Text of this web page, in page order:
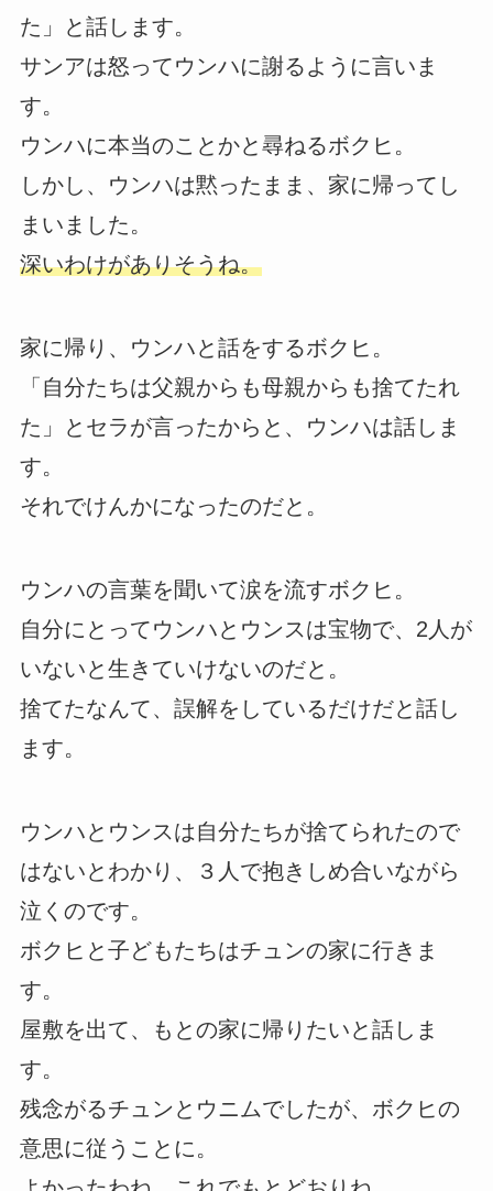
た」と話します。
サンアは怒ってウンハに謝るように言いま
す。
ウンハに本当のことかと尋ねるボクヒ。
しかし、ウンハは黙ったまま、家に帰ってし
まいました。
深いわけがありそうね。
家に帰り、ウンハと話をするボクヒ。
「自分たちは父親からも母親からも捨てたれ
た」とセラが言ったからと、ウンハは話しま
す。
それでけんかになったのだと。
ウンハの言葉を聞いて涙を流すボクヒ。
自分にとってウンハとウンスは宝物で、2人が
いないと生きていけないのだと。
捨てたなんて、誤解をしているだけだと話し
ます。
ウンハとウンスは自分たちが捨てられたので
はないとわかり、３人で抱きしめ合いながら
泣くのです。
ボクヒと子どもたちはチュンの家に行きま
す。
屋敷を出て、もとの家に帰りたいと話しま
す。
残念がるチュンとウニムでしたが、ボクヒの
意思に従うことに。